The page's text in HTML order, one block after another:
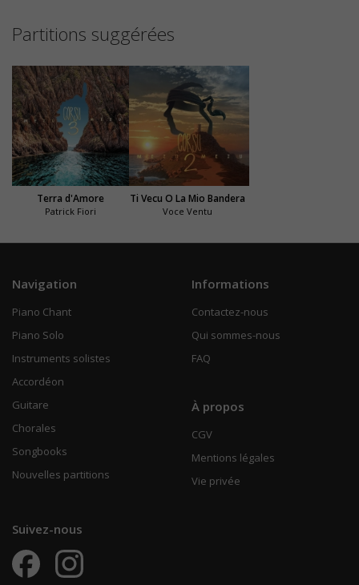
Partitions suggérées
Terra d'Amore
Patrick Fiori
Ti Vecu O La Mio Bandera
Voce Ventu
Navigation
Piano Chant
Piano Solo
Instruments solistes
Accordéon
Guitare
Chorales
Songbooks
Nouvelles partitions
Informations
Contactez-nous
Qui sommes-nous
FAQ
À propos
CGV
Mentions légales
Vie privée
Suivez-nous